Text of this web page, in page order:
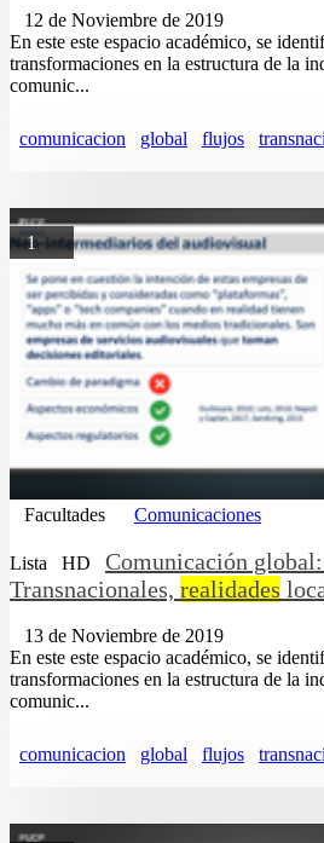
12 de Noviembre de 2019
En este este espacio académico, se
transformaciones en la estructura de la
comunic...
comunicacion global flujos
1
Facultades Comunicaciones
Lista HD
Comunicación
Transnacionales, realidades
13 de Noviembre de 2019
En este este espacio académico, se
transformaciones en la estructura de la
comunic...
comunicacion global flujos